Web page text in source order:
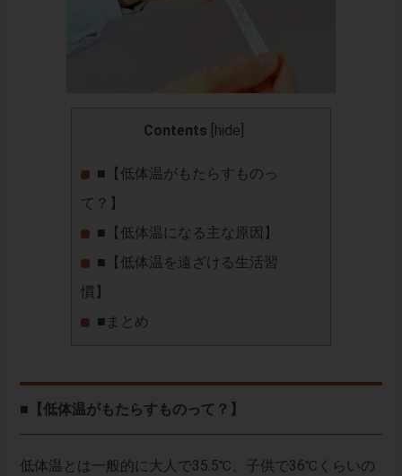
Contents hide
■【低体温がもたらすものっ
て？】
■【低体温になる主な原因】
■【低体温を遠ざける生活習
慣】
■まとめ
■【低体温がもたらすものって？】
低体温とは一般的に大人で35.5℃、子供で36℃くらいの